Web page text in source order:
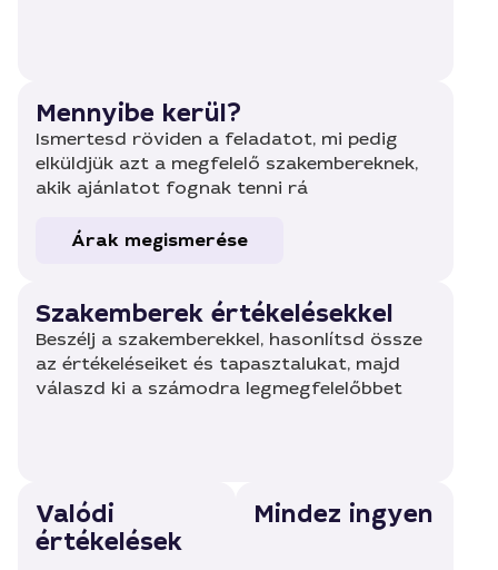
Mennyibe kerül?
Ismertesd röviden a feladatot, mi pedig
elküldjük azt a megfelelő szakembereknek,
akik ajánlatot fognak tenni rá
Árak megismerése
Szakemberek értékelésekkel
Beszélj a szakemberekkel, hasonlítsd össze
az értékeléseiket és tapasztalukat, majd
válaszd ki a számodra legmegfelelőbbet
Valódi
értékelések
Mindez ingyen